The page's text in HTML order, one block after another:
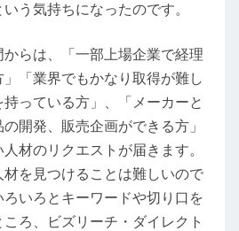
う気持ちになったのです。
らは、「一部上場企業で経理
「業界でもかなり取得が難し
っている方」、「メーカーと
開発、販売企画ができる方」
材のリクエストが届きます。
を見つけることは難しいので
いろとキーワードや切り口を
ろ、ビズリーチ・ダイレクト